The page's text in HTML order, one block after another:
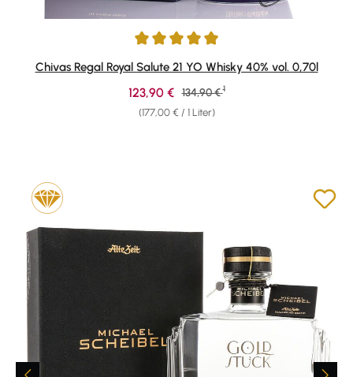
Durchschnittliche Bewertung von 4.91 von 5 Sternen
Chivas Regal Royal Salute 21 YO Whisky 40% vol. 0,70l
(177,00 € / 1 Liter)
Verkaufspreis:
123,90 € Regulärer Preis:
134,90 € 1